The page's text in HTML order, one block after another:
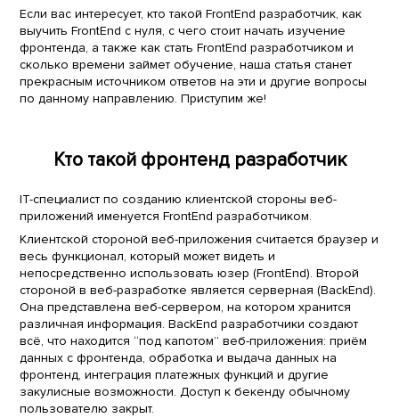
Если вас интересует, кто такой FrontEnd разработчик, как
выучить FrontEnd с нуля, с чего стоит начать изучение
фронтенда, а также как стать FrontEnd разработчиком и
сколько времени займет обучение, наша статья станет
прекрасным источником ответов на эти и другие вопросы
по данному направлению. Приступим же!
Кто такой фронтенд разработчик
IT-специалист по созданию клиентской стороны веб-
приложений именуется FrontEnd разработчиком.
Клиентской стороной веб-приложения считается браузер и
весь функционал, который может видеть и
непосредственно использовать юзер (FrontEnd). Второй
стороной в веб-разработке является серверная (BackEnd).
Она представлена веб-сервером, на котором хранится
различная информация. BackEnd разработчики создают
всё, что находится “под капотом” веб-приложения: приём
данных с фронтенда, обработка и выдача данных на
фронтенд, интеграция платежных функций и другие
закулисные возможности. Доступ к бекенду обычному
пользователю закрыт.